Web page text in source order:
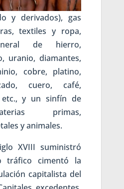
y derivados), gas
textiles y ropa,
de hierro,
uranio, diamantes,
cobre, platino,
cuero, café,
etc., y un sinfín de
primas,
y animales.
XVIII suministró
tráfico cimentó la
capitalista del